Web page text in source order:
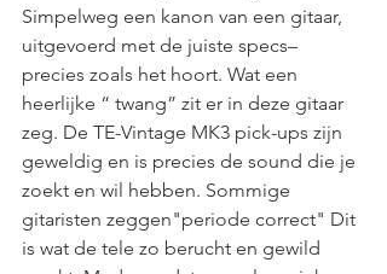
Simpelweg een kanon van een gitaar,
uitgevoerd met de juiste specs–
precies zoals het hoort. Wat een
heerlijke “ twang” zit er in deze gitaar
zeg. De TE-Vintage MK3 pick-ups zijn
geweldig en is precies de sound die je
zoekt en wil hebben. Sommige
gitaristen zeggen"periode correct" Dit
is wat de tele zo berucht en gewild